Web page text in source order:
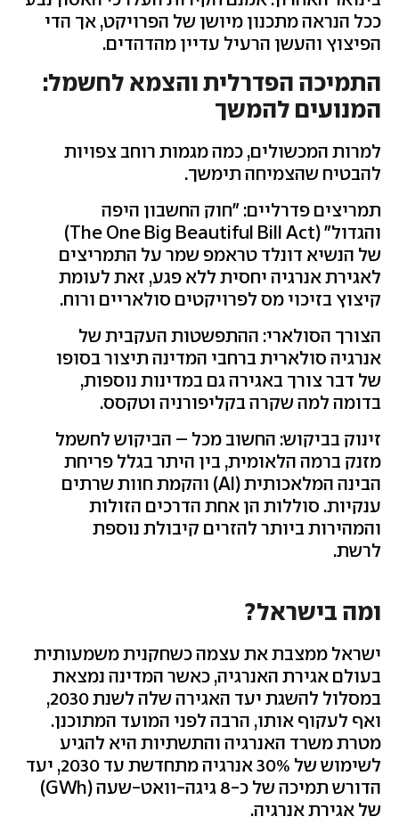
ככל הנראה מתכנון מיושן של הפרויקט, אך הדי
הפיצוץ והעשן הרעיל עדיין מהדהדים.
התמיכה הפדרלית והצמא לחשמל:
המנועים להמשך
למרות המכשולים, כמה מגמות רוחב צפויות
להבטיח שהצמיחה תימשך.
תמריצים פדרליים: "חוק החשבון היפה
והגדול" (The One Big Beautiful Bill Act
)
של הנשיא דונלד טראמפ שמר על התמריצים
לאגירת אנרגיה יחסית ללא פגע, זאת לעומת
קיצוץ בזיכוי מס לפרויקטים סולאריים ורוח.
הצורך הסולארי: ההתפשטות העקבית של
אנרגיה סולארית ברחבי המדינה תיצור בסופו
של דבר צורך באגירה גם במדינות נוספות,
בדומה למה שקרה בקליפורניה וטקסס.
זינוק בביקוש: החשוב מכל – הביקוש לחשמל
מזנק ברמה הלאומית, בין היתר בגלל פריחת
הבינה המלאכותית (AI) והקמת חוות שרתים
ענקיות. סוללות הן אחת הדרכים הזולות
והמהירות ביותר להזרים קיבולת נוספת
לרשת.
ומה בישראל?
ישראל ממצבת את עצמה כשחקנית משמעותית
בעולם אגירת האנרגיה, כאשר המדינה נמצאת
במסלול להשגת יעד האגירה שלה לשנת 2030,
ואף לעקוף אותו, הרבה לפני המועד המתוכנן.
מטרת משרד האנרגיה והתשתיות היא להגיע
לשימוש של 30% אנרגיה מתחדשת עד 2030, יעד
הדורש תמיכה של כ-8 גיגה-וואט-שעה (
GWh
)
של אגירת אנרגיה.